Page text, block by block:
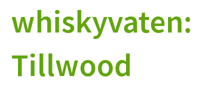
whiskyvaten:
Tillwood